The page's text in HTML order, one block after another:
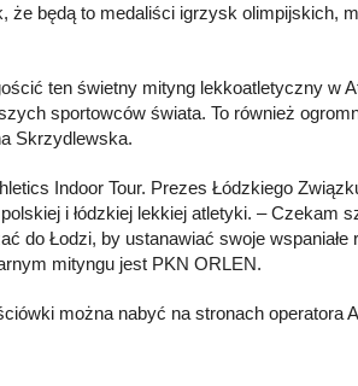
że będą to medaliści igrzysk olimpijskich,
ten świetny mityng lekkoatletyczny w
sportowców świata. To również
Skrzydlewska.
Indoor Tour. Prezes Łódzkiego
i łódzkiej lekkiej atletyki. – Czekam
do Łodzi, by ustanawiać swoje
mityngu jest PKN ORLEN.
można nabyć na stronach operatora